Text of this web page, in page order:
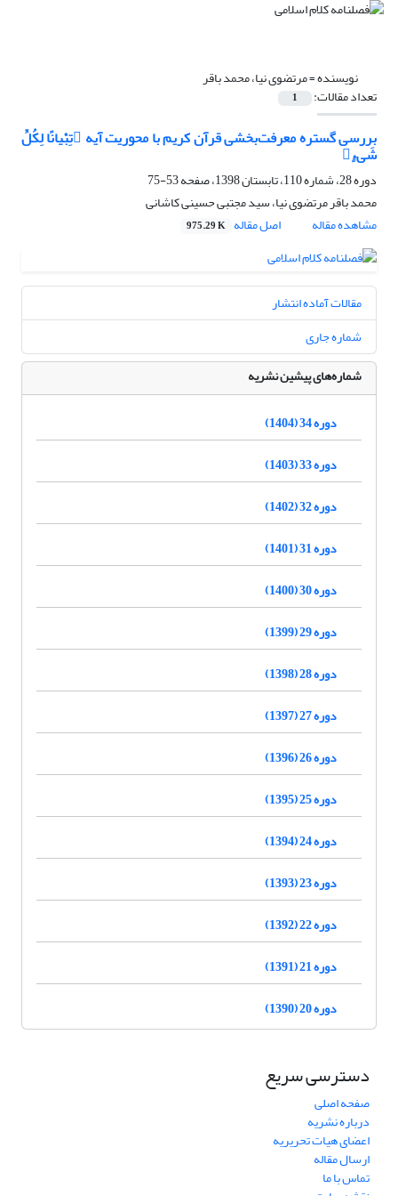
نویسنده =مرتضوی نیا، محمد باقر
تعداد مقالات: 1
بررسی گستره معرفت‌بخشی قرآن کریم با محوریت آیه تِبْیانًا لِکُلِّ
شَیءٍ
دوره 28، شماره 110، تابستان 1398، صفحه
53-75
محمد باقر مرتضوی نیا، سید مجتبی حسینی کاشانی
مشاهده مقاله
اصل مقاله 975.29 K
مقالات آماده انتشار
شماره جاری
شماره‌های پیشین نشریه
دوره 34 (1404)
دوره 33 (1403)
دوره 32 (1402)
دوره 31 (1401)
دوره 30 (1400)
دوره 29 (1399)
دوره 28 (1398)
دوره 27 (1397)
دوره 26 (1396)
دوره 25 (1395)
دوره 24 (1394)
دوره 23 (1393)
دوره 22 (1392)
دوره 21 (1391)
دوره 20 (1390)
دسترسی سریع
صفحه اصلی
درباره نشریه
اعضای هیات تحریریه
ارسال مقاله
تماس با ما